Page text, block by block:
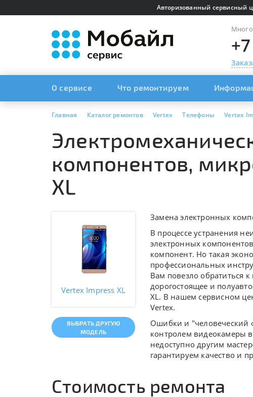
Авторизованный сервисный
О сервисе Что ремонтируем
Главная Каталог ремонтов Vertex Телефоны Vertex
компонентов,
XL
Vertex Impress XL
ВЫБРАТЬ ДРУГУЮ
МОДЕЛЬ
Замена электронных
В процессе устранения
электронных
компонент. Но такая
профессиональных
Вам повезло обратиться
дорогостоящее и
XL. В нашем сервисном
Vertex.
Ошибки и "человеческий
контролем видеокамеры
недоступно другим
гарантируем качество и
Стоимость ремонта